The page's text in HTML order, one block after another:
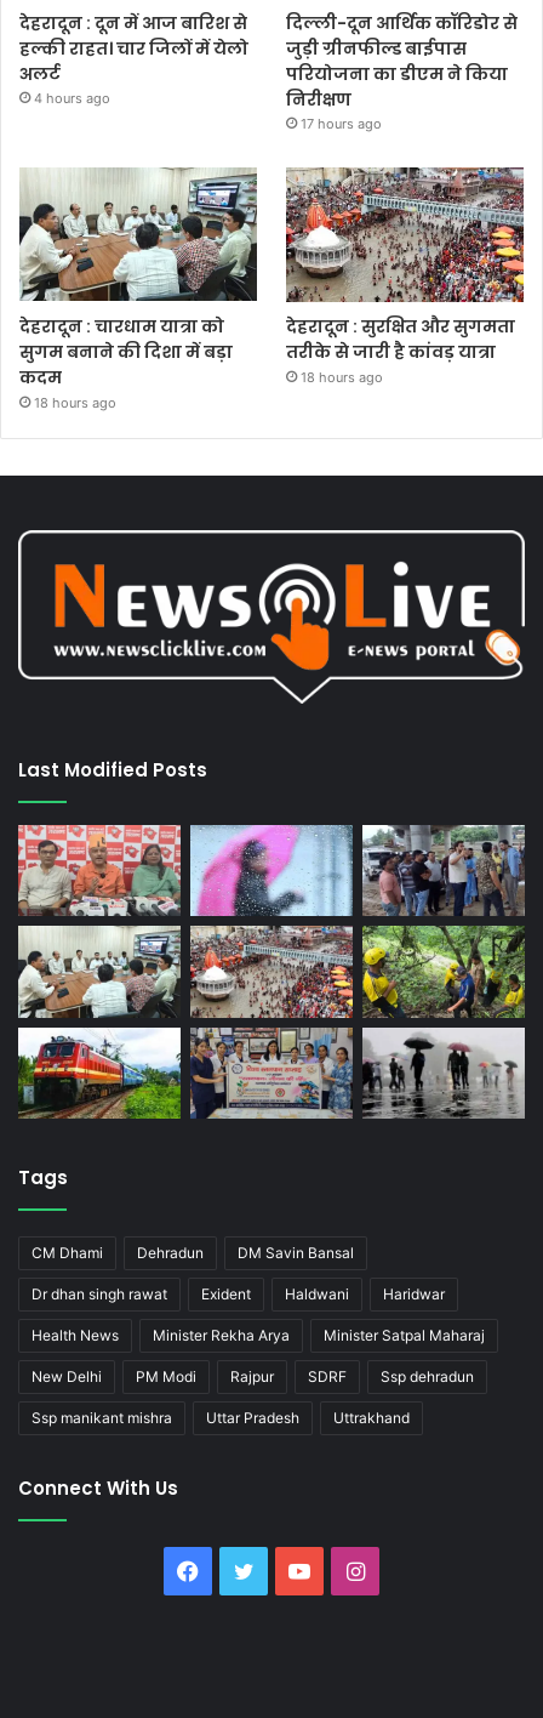
देहरादून : दून में आज बारिश से
हल्की राहत। चार जिलों में येलो
अलर्ट
4 hours ago
दिल्ली-दून आर्थिक कॉरिडोर से
जुड़ी ग्रीनफील्ड बाईपास
परियोजना का डीएम ने किया
निरीक्षण
17 hours ago
देहरादून : चारधाम यात्रा को
सुगम बनाने की दिशा में बड़ा
कदम
18 hours ago
देहरादून : सुरक्षित और सुगमता
तरीके से जारी है कांवड़ यात्रा
18 hours ago
Last Modified Posts
Tags
CM Dhami Dehradun DM Savin Bansal
Dr dhan singh rawat Exident Haldwani Haridwar
Health News Minister Rekha Arya Minister Satpal Maharaj
New Delhi PM Modi Rajpur SDRF Ssp dehradun
Ssp manikant mishra Uttar Pradesh Uttrakhand
Connect With Us
Facebook
Twitter YouTubeInstagram